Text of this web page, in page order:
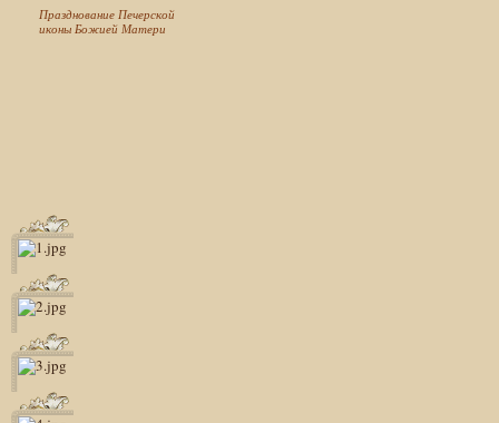
Празднование Печерской
иконы Божией Матери